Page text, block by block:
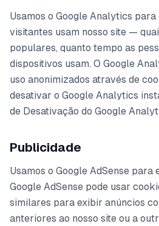
Usamos o Google Analytics
visitantes usam nosso site —
populares, quanto tempo as
dispositivos usam. O Google
uso anonimizados através de
desativar o Google Analytics
de Desativação do Google
Publicidade
Usamos o Google AdSense para
Google AdSense pode usar
similares para exibir anúncios
anteriores ao nosso site ou a